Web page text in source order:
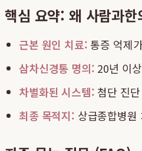
핵심 요약: 왜 사람과
근본 원인 치료: 통증 억제
삼차신경통 명의: 20년 이
차별화된 시스템: 첨단 진
최종 목적지: 상급종합병원